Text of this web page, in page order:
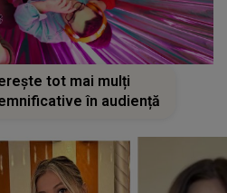
tot mai mulți
în audiență